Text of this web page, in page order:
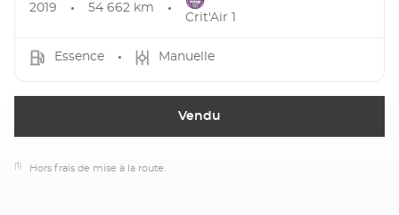
2019 54 662 km
Crit'Air 1
Essence Manuelle
Vendu
(1) Hors frais de mise à la route.